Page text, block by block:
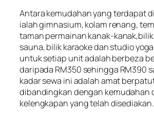
Antara kemudahan yang terdapat
ialah gimnasium, kolam renang,
taman permainan kanak-
sauna, bilik karaoke dan studio
untuk setiap unit adalah berbeza
daripada RM350 sehingga RM390
kadar sewa ini adalah amat
dibandingkan dengan kemudahan
kelengkapan yang telah disediakan.